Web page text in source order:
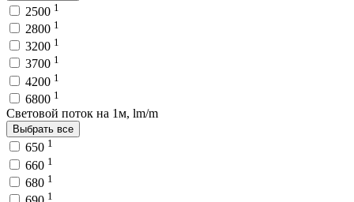
2500 1
2800 1
3200 1
3700 1
4200 1
6800 1
Световой поток на 1м, lm/m
Выбрать все
650 1
660 1
680 1
1